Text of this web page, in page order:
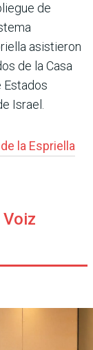
de
asistieron
de la Casa
Estados
Israel.
la Espriella